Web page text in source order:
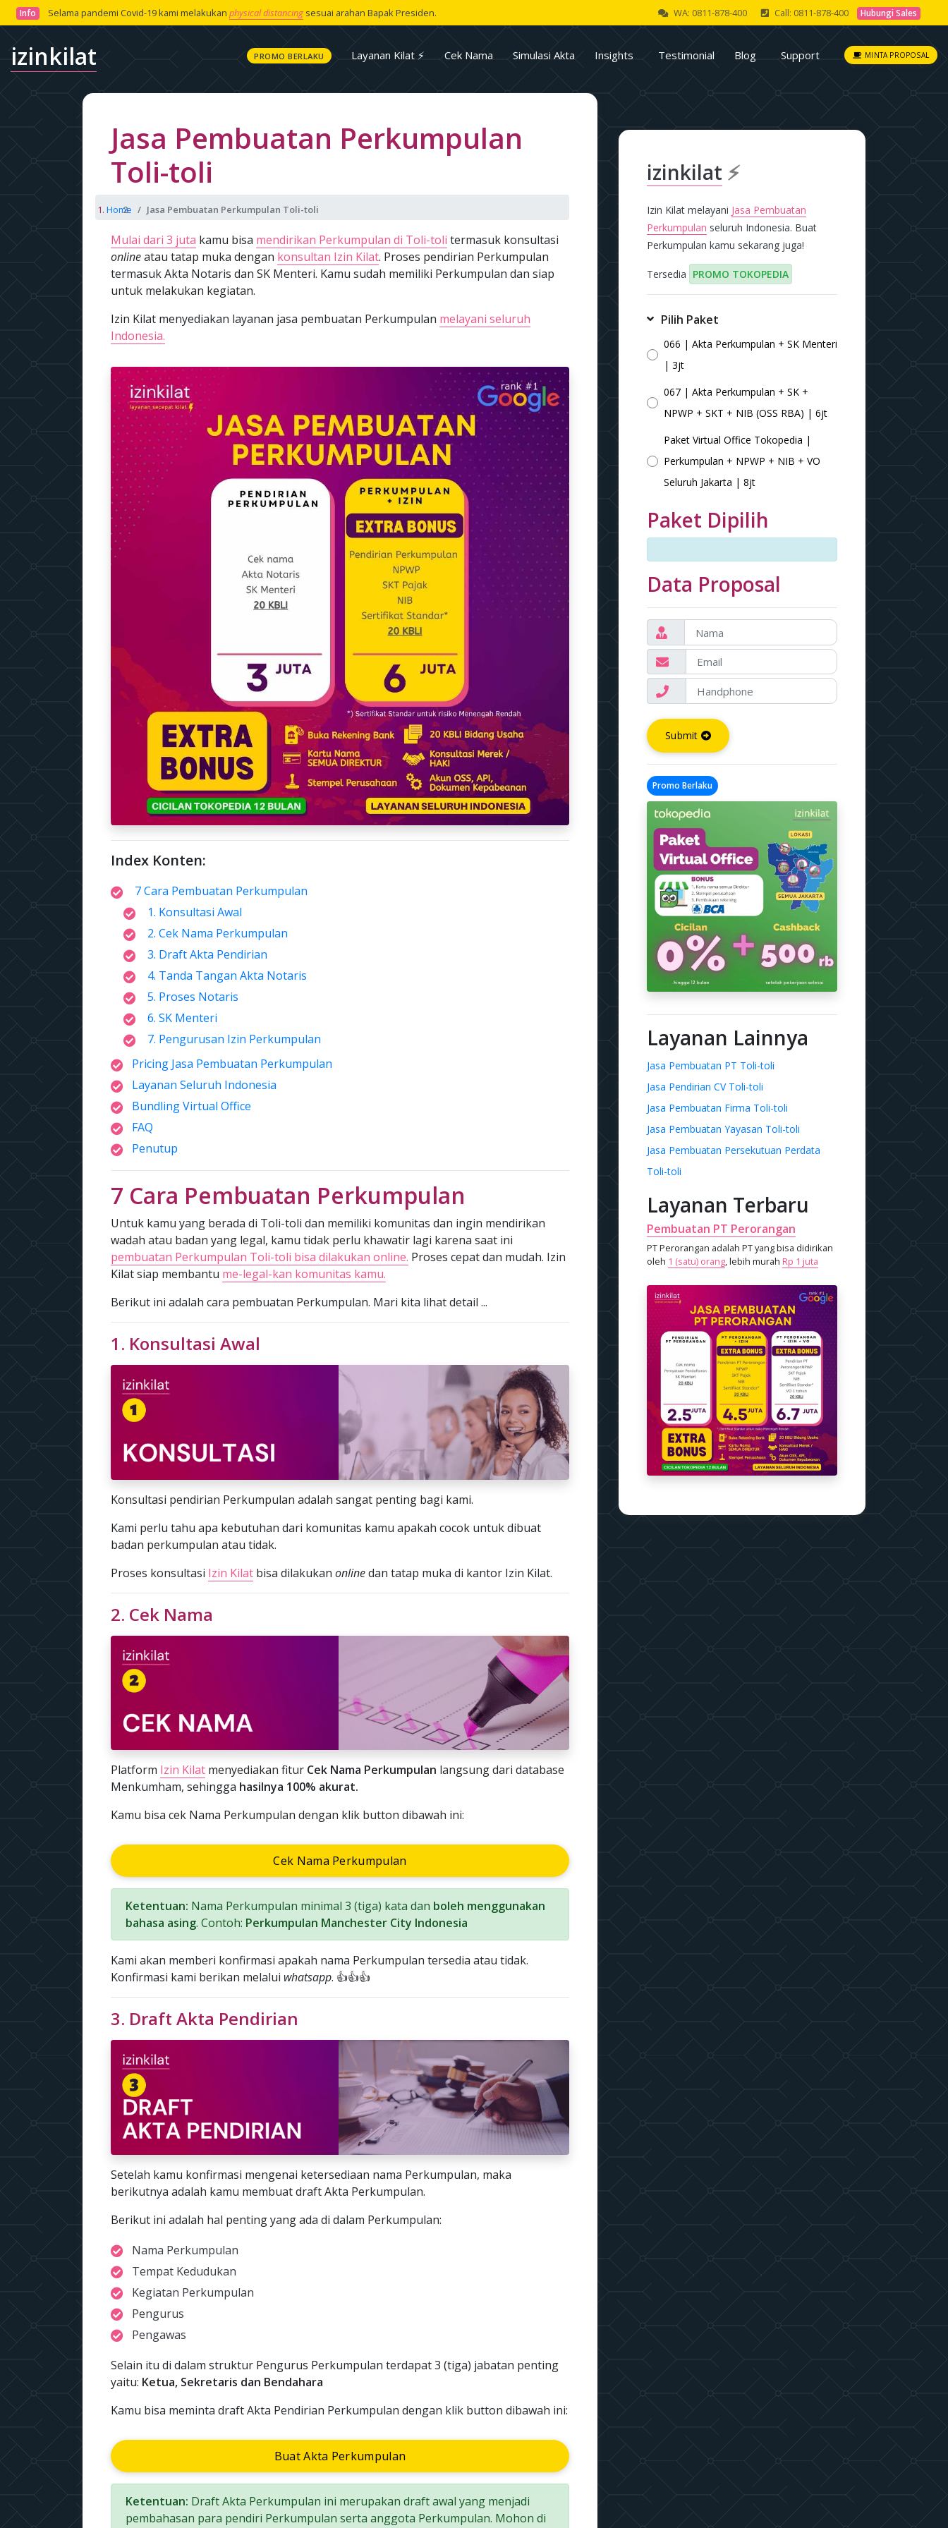
Info Selama pandemi Covid-19 kami melakukan physical distancingsesuai arahan Bapak Presiden. WA: 0811-878-400 Call: 0811-878-400 Hubungi Sales
izinkilat PROMO BERLAKU Layanan Kilat ⚡ Cek Nama Simulasi Akta Insights Testimonial Blog Support MINTA PROPOSAL
Jasa Pembuatan Perkumpulan
Toli-toli
Home Jasa Pembuatan Perkumpulan Toli-toli
Mulai dari 3 juta kamu bisa mendirikan Perkumpulan di Toli-toli termasuk konsultasi
onlineatau tatap muka dengan konsultan Izin Kilat. Proses pendirian Perkumpulan
termasuk Akta Notaris dan SK Menteri. Kamu sudah memiliki Perkumpulan dan siap
untuk melakukan kegiatan.
Izin Kilat menyediakan layanan jasa pembuatan Perkumpulan melayani seluruh
Indonesia.
Index Konten:
7 Cara Pembuatan Perkumpulan
1. Konsultasi Awal
2. Cek Nama Perkumpulan
3. Draft Akta Pendirian
4. Tanda Tangan Akta Notaris
5. Proses Notaris
6. SK Menteri
7. Pengurusan Izin Perkumpulan
Pricing Jasa Pembuatan Perkumpulan
Layanan Seluruh Indonesia
Bundling Virtual Office
FAQ
Penutup
7 Cara Pembuatan Perkumpulan
Untuk kamu yang berada di Toli-toli dan memiliki komunitas dan ingin mendirikan
wadah atau badan yang legal, kamu tidak perlu khawatir lagi karena saat ini
pembuatan Perkumpulan Toli-toli bisa dilakukan online. Proses cepat dan mudah. Izin
Kilat siap membantu me-legal-kan komunitas kamu.
Berikut ini adalah cara pembuatan Perkumpulan. Mari kita lihat detail ...
1. Konsultasi Awal
Konsultasi pendirian Perkumpulan adalah sangat penting bagi kami.
Kami perlu tahu apa kebutuhan dari komunitas kamu apakah cocok untuk dibuat
badan perkumpulan atau tidak.
Proses konsultasi Izin Kilat bisa dilakukan onlinedan tatap muka di kantor Izin Kilat.
2. Cek Nama
Platform Izin Kilat menyediakan fitur Cek Nama Perkumpulan langsung dari database
Menkumham, sehingga hasilnya 100% akurat.
Kamu bisa cek Nama Perkumpulan dengan klik button dibawah ini:
Cek Nama Perkumpulan
Ketentuan: Nama Perkumpulan minimal 3 (tiga) kata dan boleh menggunakan
bahasa asing. Contoh: Perkumpulan Manchester City Indonesia
Kami akan memberi konfirmasi apakah nama Perkumpulan tersedia atau tidak.
Konfirmasi kami berikan melalui whatsapp. 👍👍👍
3. Draft Akta Pendirian
Setelah kamu konfirmasi mengenai ketersediaan nama Perkumpulan, maka
berikutnya adalah kamu membuat draft Akta Perkumpulan.
Berikut ini adalah hal penting yang ada di dalam Perkumpulan:
Nama Perkumpulan
Tempat Kedudukan
Kegiatan Perkumpulan
Pengurus
Pengawas
Selain itu di dalam struktur Pengurus Perkumpulan terdapat 3 (tiga) jabatan penting
yaitu: Ketua, Sekretaris dan Bendahara
Kamu bisa meminta draft Akta Pendirian Perkumpulan dengan klik button dibawah ini:
Buat Akta Perkumpulan
Ketentuan: Draft Akta Perkumpulan ini merupakan draft awal yang menjadi
pembahasan para pendiri Perkumpulan serta anggota Perkumpulan. Mohon di
izinkilat ⚡
Izin Kilat melayani Jasa Pembuatan
Perkumpulan seluruh Indonesia. Buat
Perkumpulan kamu sekarang juga!
Tersedia PROMO TOKOPEDIA
Pilih Paket
066 | Akta Perkumpulan + SK Menteri
| 3jt
067 | Akta Perkumpulan + SK +
NPWP + SKT + NIB (OSS RBA) | 6jt
Paket Virtual Office Tokopedia |
Perkumpulan + NPWP + NIB + VO
Seluruh Jakarta | 8jt
Paket Dipilih
Data Proposal
Submit
Promo Berlaku
Layanan Lainnya
Jasa Pembuatan PT Toli-toli
Jasa Pendirian CV Toli-toli
Jasa Pembuatan Firma Toli-toli
Jasa Pembuatan Yayasan Toli-toli
Jasa Pembuatan Persekutuan Perdata
Toli-toli
Layanan Terbaru
Pembuatan PT Perorangan
PT Perorangan adalah PT yang bisa didirikan
oleh 1 (satu) orang, lebih murah Rp 1 juta